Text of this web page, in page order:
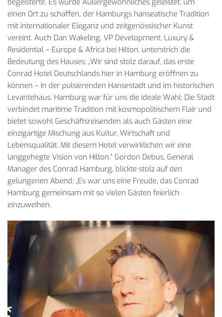
einen Ort zu schaffen, der Hamburgs hanseatische Tradition
mit internationaler Eleganz und zeitgenössischer Kunst
vereint. Auch Dan Wakeling, VP Development, Luxury &
Residential – Europe & Africa bei Hilton, unterstrich die
Bedeutung des Hauses: „Wir sind stolz darauf, das erste
Conrad Hotel Deutschlands hier in Hamburg eröffnen zu
können – in der pulsierenden Hansestadt und im historischen
Levantehaus. Hamburg war für uns die ideale Wahl: Die Stadt
verbindet maritime Tradition mit kosmopolitischem Flair und
bietet sowohl Geschäftsreisenden als auch Gästen eine
einzigartige Mischung aus Kultur, Wirtschaft und
Lebensqualität. Mit diesem Hotel verwirklichen wir eine
langgehegte Vision von Hilton.“ Gordon Debus, General
Manager des Conrad Hamburg, blickte stolz auf den
gelungenen Abend: „Es war uns eine Freude, das Conrad
Hamburg gemeinsam mit so vielen Gästen feierlich
einzuweihen.